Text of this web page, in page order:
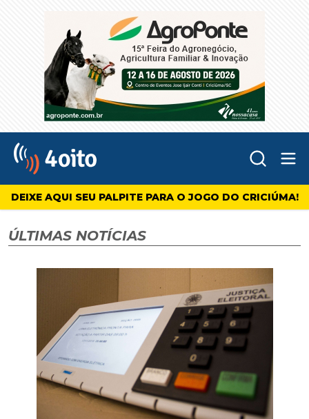
4oito
DEIXE AQUI SEU PALPITE PARA O JOGO DO CRICIÚMA!
ÚLTIMAS NOTÍCIAS